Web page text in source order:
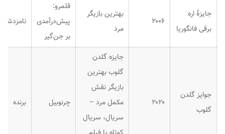
جایزهٔ اره
برقی فانگوریا
۲۰۰۶
بهترین بازیگر
مرد
قلمرو:
پیش‌درآمدی
بر جن‌گیر
نامزدشده
جوایز گلدن
گلوب
۲۰۲۰
جایزه گلدن
گلوب بهترین
بازیگر نقش
مکمل مرد –
سریال، سریال
چرنوبیل برنده